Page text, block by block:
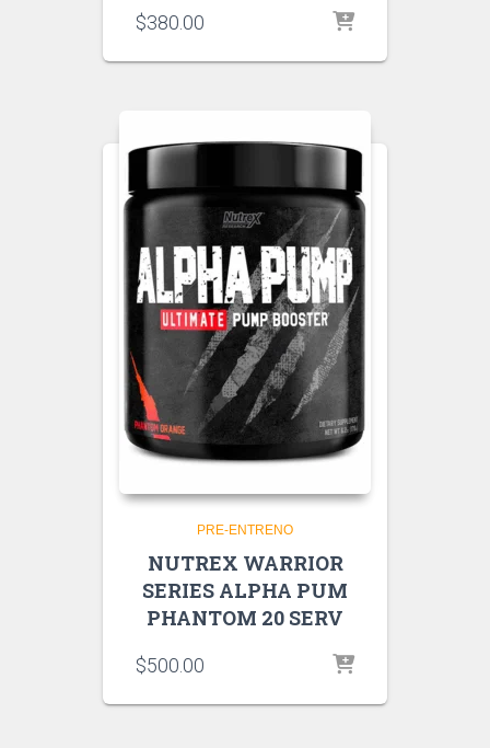
$380.00
PRE-ENTRENO
NUTREX WARRIOR
SERIES ALPHA PUM
PHANTOM 20 SERV
$500.00